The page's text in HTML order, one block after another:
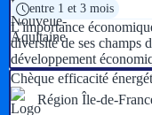
entre 1 et 3 mois
L'importance
diversité de ses champs
développement
Chèque efficacité
Région Île-de-